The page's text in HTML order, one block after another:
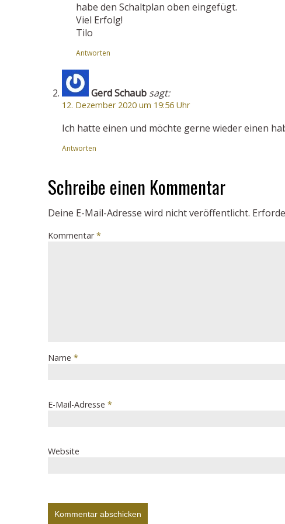
habe den Schaltplan oben eingefügt.
Viel Erfolg!
Tilo
Antworten
Gerd Schaub sagt:
12. Dezember 2020 um 19:56 Uhr
Ich hatte einen und möchte gerne wieder einen
Antworten
Schreibe einen Kommentar
Deine E-Mail-Adresse wird nicht veröffentlicht.
Kommentar*
Name *
E-Mail-Adresse *
Website